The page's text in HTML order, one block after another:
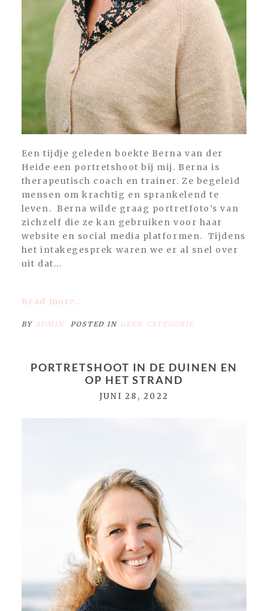
Een tijdje geleden boekte Berna van der
Heide een portretshoot bij mij. Berna is
therapeutisch coach en trainer. Ze begeleid
mensen om krachtig en sprankelend te
leven. Berna wilde graag portretfoto’s van
zichzelf die ze kan gebruiken voor haar
website en social media platformen. Tijdens
het intakegesprek waren we er al snel over
uit dat...
Read more...
BY ADMIN POSTED IN GEEN CATEGORIE
PORTRETSHOOT IN DE DUINEN EN
OP HET STRAND
JUNI 28, 2022